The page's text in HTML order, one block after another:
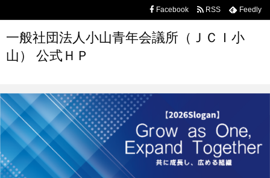
一般社団法人小山青年会議所（ＪＣＩ小
山） 公式ＨＰ
Facebook RSS Feedly